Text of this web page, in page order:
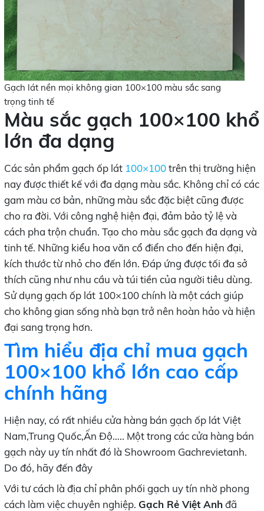
Gạch lát nền mọi không gian 100×100 màu sắc sang
trọng tinh tế
Màu sắc gạch 100×100 khổ
lớn đa dạng
Các sản phẩm gạch ốp lát 100×100trên thị trường hiện
nay được thiết kế với đa dạng màu sắc. Không chỉ có các
gam màu cơ bản, những màu sắc đặc biệt cũng được
cho ra đời. Với công nghệ hiện đại, đảm bảo tỷ lệ và
cách pha trộn chuẩn. Tạo cho màu sắc gạch đa dạng và
tinh tế. Những kiểu hoa văn cổ điển cho đến hiện đại,
kích thước từ nhỏ cho đến lớn. Đáp ứng được tối đa sở
thích cũng như nhu cầu và túi tiền của người tiêu dùng.
Sử dụng gạch ốp lát 100×100 chính là một cách giúp
cho không gian sống nhà bạn trở nên hoàn hảo và hiện
đại sang trọng hơn.
Tìm hiểu địa chỉ mua gạch
100×100 khổ lớn cao cấp
chính hãng
Hiện nay, có rất nhiều cửa hàng bán gạch ốp lát Việt
Nam,Trung Quốc,Ấn Độ….. Một trong các cửa hàng bán
gạch này uy tín nhất đó là Showroom Gachrevietanh.
Do đó, hãy đến đây
Với tư cách là địa chỉ phân phối gạch uy tín nhờ phong
cách làm việc chuyên nghiệp. Gạch Rẻ Việt Anhđã